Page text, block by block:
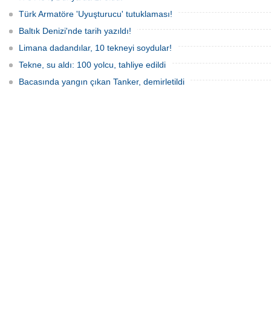
Türk Armatöre 'Uyuşturucu' tutuklaması!
Baltık Denizi'nde tarih yazıldı!
Limana dadandılar, 10 tekneyi soydular!
Tekne, su aldı: 100 yolcu, tahliye edildi
Bacasında yangın çıkan Tanker, demirletildi